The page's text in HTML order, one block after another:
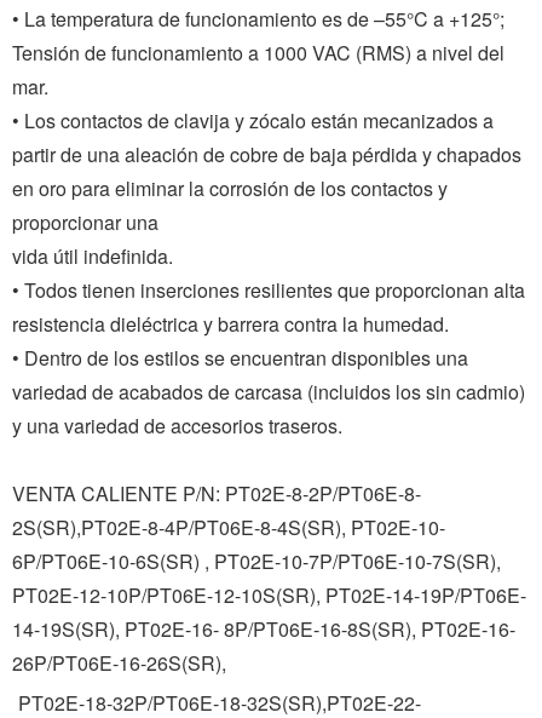
• La temperatura de funcionamiento es de –55°C a +125°;
Tensión de funcionamiento a 1000 VAC (RMS) a nivel del
mar.
• Los contactos de clavija y zócalo están mecanizados a
partir de una aleación de cobre de baja pérdida y chapados
en oro para eliminar la corrosión de los contactos y
proporcionar una
vida útil indefinida.
• Todos tienen inserciones resilientes que proporcionan alta
resistencia dieléctrica y barrera contra la humedad.
• Dentro de los estilos se encuentran disponibles una
variedad de acabados de carcasa (incluidos los sin cadmio)
y una variedad de accesorios traseros.
VENTA CALIENTE P/N: PT02E-8-2P/PT06E-8-
2S(SR),PT02E-8-4P/PT06E-8-4S(SR), PT02E-10-
6P/PT06E-10-6S(SR) , PT02E-10-7P/PT06E-10-7S(SR),
PT02E-12-10P/PT06E-12-10S(SR), PT02E-14-19P/PT06E-
14-19S(SR), PT02E-16- 8P/PT06E-16-8S(SR), PT02E-16-
26P/PT06E-16-26S(SR),
PT02E-18-32P/PT06E-18-32S(SR),PT02E-22-